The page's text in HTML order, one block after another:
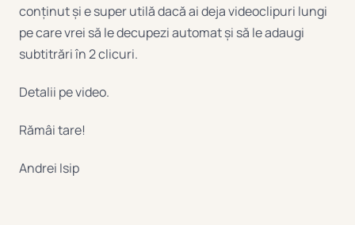
conținut și e super utilă dacă ai deja videoclipuri lungi
pe care vrei să le decupezi automat și să le adaugi
subtitrări în 2 clicuri.
Detalii pe video.
Rămâi tare!
Andrei Isip